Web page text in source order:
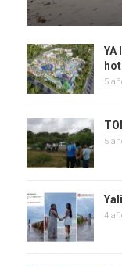
YA
5
5
4